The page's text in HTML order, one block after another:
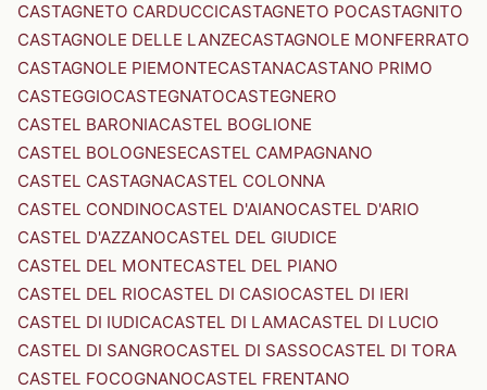
CASTAGNETO CARDUCCICASTAGNETO POCASTAGNITO
CASTAGNOLE DELLE LANZECASTAGNOLE MONFERRATO
CASTAGNOLE PIEMONTECASTANACASTANO PRIMO
CASTEGGIOCASTEGNATOCASTEGNERO
CASTEL BARONIACASTEL BOGLIONE
CASTEL BOLOGNESECASTEL CAMPAGNANO
CASTEL CASTAGNACASTEL COLONNA
CASTEL CONDINOCASTEL D'AIANOCASTEL D'ARIO
CASTEL D'AZZANOCASTEL DEL GIUDICE
CASTEL DEL MONTECASTEL DEL PIANO
CASTEL DEL RIOCASTEL DI CASIOCASTEL DI IERI
CASTEL DI IUDICACASTEL DI LAMACASTEL DI LUCIO
CASTEL DI SANGROCASTEL DI SASSOCASTEL DI TORA
CASTEL FOCOGNANOCASTEL FRENTANO